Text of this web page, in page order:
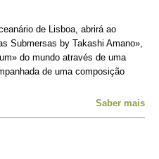
de Lisboa, abrirá ao
Submersas by Takashi Amano»,
do mundo através de uma
de uma composição
Saber mais